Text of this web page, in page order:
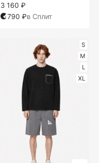
3 160 ₽
790 ₽в Сплит
S
M
L
XL